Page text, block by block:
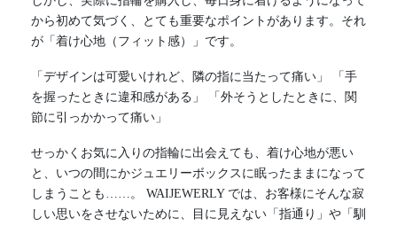
から初めて気づく、とても重要なポイントがあります。それ
が「着け心地（フィット感）」です。
「デザインは可愛いけれど、隣の指に当たって痛い」 「手
を握ったときに違和感がある」 「外そうとしたときに、関
節に引っかかって痛い」
せっかくお気に入りの指輪に出会えても、着け心地が悪い
と、いつの間にかジュエリーボックスに眠ったままになって
しまうことも……。 WAIJEWERLY では、お客様にそんな寂
しい思いをさせないために、目に見えない「指通り」や「馴